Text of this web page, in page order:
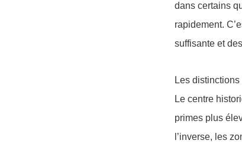
dans certains
rapidement.
suffisante et
Les
Le centre
primes plus
l’inverse, les